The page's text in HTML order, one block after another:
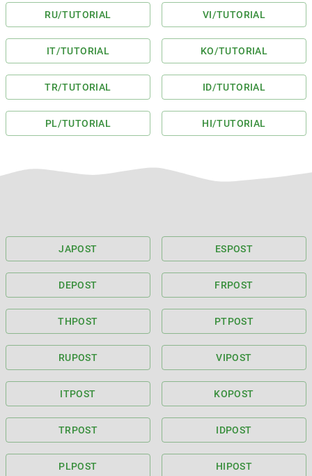
RU/TUTORIAL VI/TUTORIAL
IT/TUTORIAL KO/TUTORIAL
TR/TUTORIAL ID/TUTORIAL
PL/TUTORIAL HI/TUTORIAL
JAPOST ESPOST
DEPOST FRPOST
THPOST PTPOST
RUPOST VIPOST
ITPOST KOPOST
TRPOST IDPOST
PLPOST HIPOST